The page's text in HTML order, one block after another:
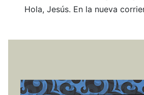
Hola, Jesús. En la nueva